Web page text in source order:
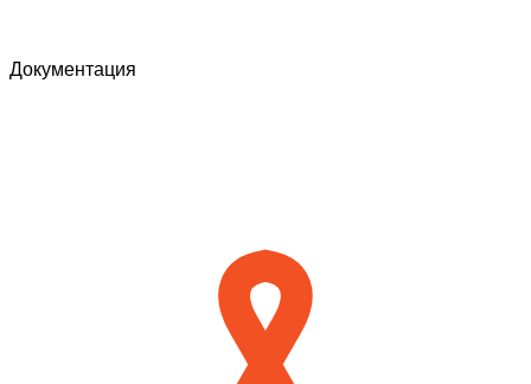
Документация